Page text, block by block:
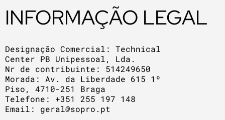
INFORMAÇÃO LEGAL
Designação Comercial: Technical
Center PB Unipessoal, Lda.
Nr de contribuinte: 514249650
Morada: Av. da Liberdade 615 1º
Piso, 4710-251 Braga
Telefone: +351 255 197 148
Email: geral@sopro.pt